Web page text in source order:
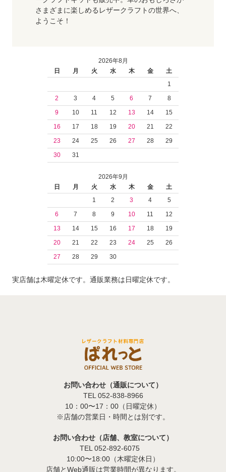
さまざまに楽しめるレザークラフトの世界へ、
ようこそ！
2026年8月
日
月 火 水 木 金
土
1
2
3 4 5 6 7
8
9
10 11 12 13 14
15
16
17 18 19 20 21
22
23
24 25 26 27 28
29
30
31
2026年9月
日
月 火 水 木 金
土
1
2 3 4
5
6
7 8 9 10 11
12
13
14 15 16 17 18
19
20
21 22 23 24 25
26
27
28 29 30
実店舗は木曜定休です。通販業務は日曜定休です。
お問い合わせ（通販について）
TEL 052-838-8966
10：00〜17：00（日曜定休）
※店舗の営業日・時間とは別です。
お問い合わせ（店舗、教室について）
TEL 052-892-6075
10:00〜18:00（木曜定休日）
店舗とWeb通販は営業時間が異なります。